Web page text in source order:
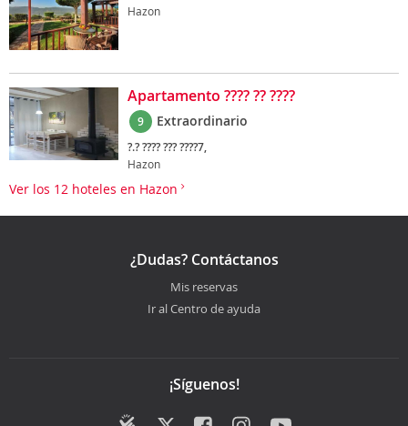
Hazon
Apartamento ???? ?? ????
9 Extraordinario
?.? ???? ??? ????7,
Hazon
Ver los 12 hoteles en Hazon
¿Dudas? Contáctanos
Mis reservas
Ir al Centro de ayuda
¡Síguenos!